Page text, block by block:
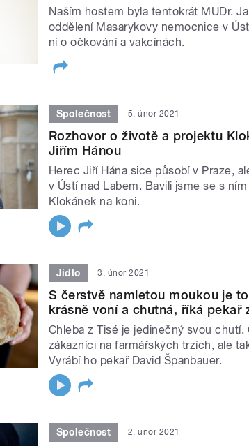
Naším hostem byla tentokrát MUDr.
oddělení Masarykovy nemocnice v
ní o očkování a vakcínách.
Společnost 5. únor 2021
Rozhovor o životě a projektu
Jiřím Hánou
Herec Jiří Hána sice působí v Praze,
v Ústí nad Labem. Bavili jsme se s
Klokánek na koni.
Jídlo 3. únor 2021
S čerstvě namletou moukou je
krásně voní a chutná, říká pekař
Chleba z Tisé je jedinečný svou chutí.
zákazníci na farmářských trzích, ale
Vyrábí ho pekař David Španbauer.
Společnost 2. únor 2021